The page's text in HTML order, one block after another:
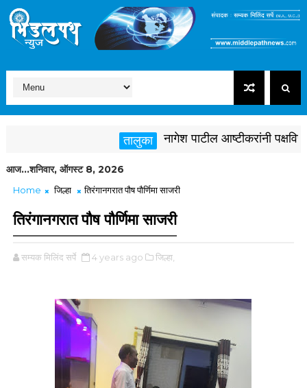
तालुका नागेश पाटील आष्टीकरांनी पक्षविरुद्ध
आज...शनिवार, ऑगस्ट 8, 2026
Home जिल्हा तिरंगानगरात पौष पौर्णिमा साजरी
तिरंगानगरात पौष पौर्णिमा साजरी
सम्यक मिलिंद सर्पे 4 years ago जिल्हा,